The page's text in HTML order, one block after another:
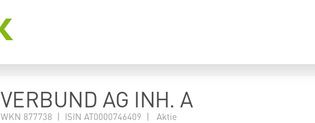
VERBUND AG INH. A
WKN 877738 | ISIN AT0000746409 | Aktie